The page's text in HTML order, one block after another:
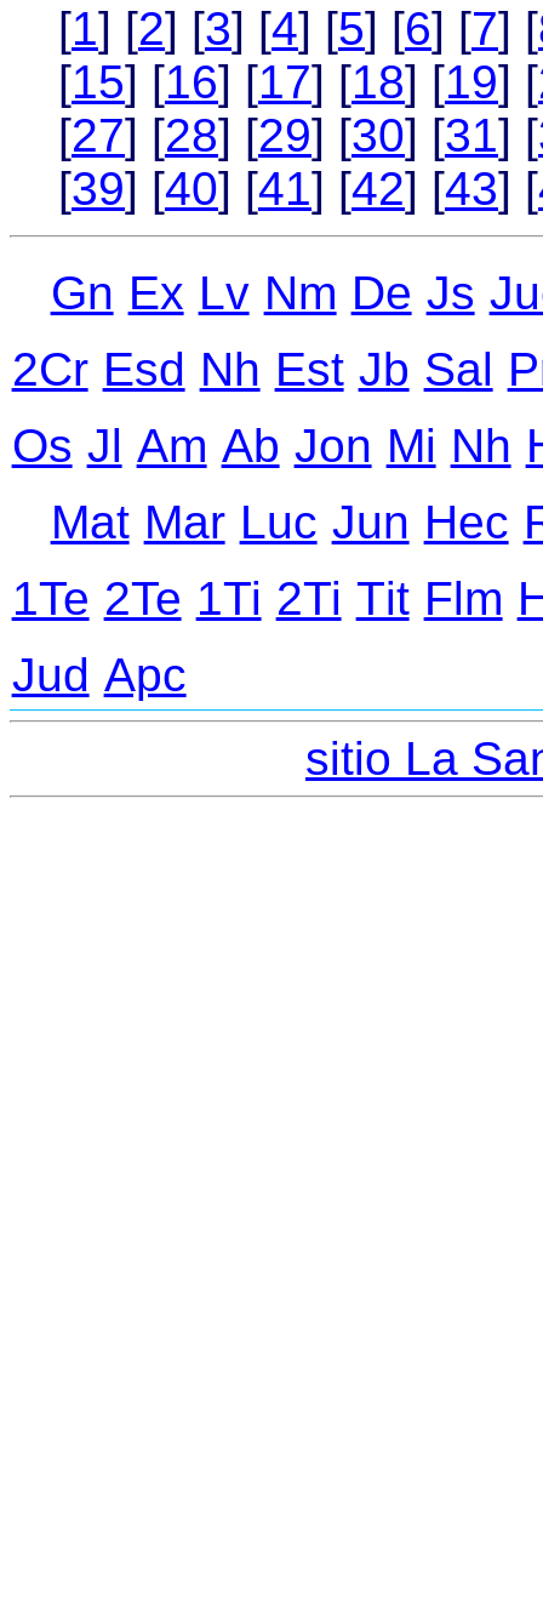
[1] [2] [3] [4] [5] [6] [7] [
[15] [16] [17] [18] [19] [
[27] [28] [29] [30] [31] [
[39] [40] [41] [42] [43] [
Gn Ex Lv Nm De Js
2Cr Еsd Nh Еst Jb Sal
Оs Jl Аm Ab Jon Mi Nh
Mat Mar Luc Jun Hec
1Te 2Te 1Ti 2Ti Тit Flm
Jud Apc
sitio La